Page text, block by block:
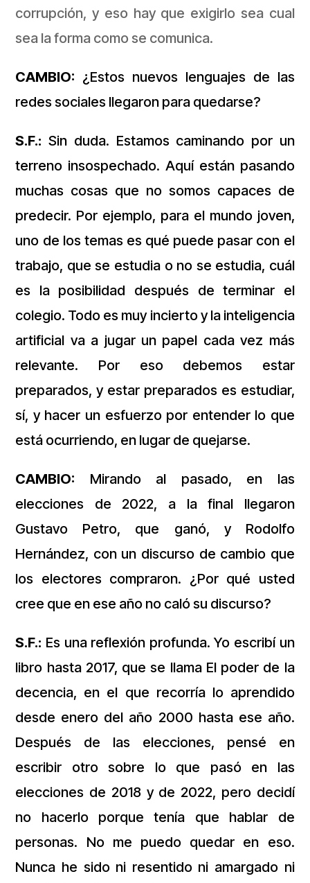
corrupción, y eso hay que exigirlo sea cual
sea la forma como se comunica.
CAMBIO: ¿Estos nuevos lenguajes de las
redes sociales llegaron para quedarse?
S.F.:Sin duda. Estamos caminando por un
terreno insospechado. Aquí están pasando
muchas cosas que no somos capaces de
predecir. Por ejemplo, para el mundo joven,
uno de los temas es qué puede pasar con el
trabajo, que se estudia o no se estudia, cuál
es la posibilidad después de terminar el
colegio. Todo es muy incierto y la inteligencia
artificial va a jugar un papel cada vez más
relevante. Por eso debemos estar
preparados, y estar preparados es estudiar,
sí, y hacer un esfuerzo por entender lo que
está ocurriendo, en lugar de quejarse.
CAMBIO: Mirando al pasado, en las
elecciones de 2022, a la final llegaron
Gustavo Petro, que ganó, y Rodolfo
Hernández, con un discurso de cambio que
los electores compraron. ¿Por qué usted
cree que en ese año no caló su discurso?
S.F.: Es una reflexión profunda. Yo escribí un
libro hasta 2017, que se llama El poder de la
decencia, en el que recorría lo aprendido
desde enero del año 2000 hasta ese año.
Después de las elecciones, pensé en
escribir otro sobre lo que pasó en las
elecciones de 2018 y de 2022, pero decidí
no hacerlo porque tenía que hablar de
personas. No me puedo quedar en eso.
Nunca he sido ni resentido ni amargado ni